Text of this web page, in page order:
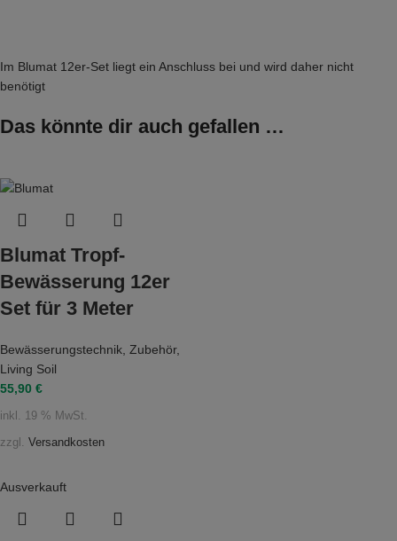
Im Blumat 12er-Set liegt ein Anschluss bei und wird daher nicht
benötigt
Das könnte dir auch gefallen …
Blumat Tropf-
Bewässerung 12er
Set für 3 Meter
Bewässerungstechnik Zubehör,
Living Soil
55,90 €
inkl. 19 % MwSt.
zzgl. Versandkosten
Ausverkauft